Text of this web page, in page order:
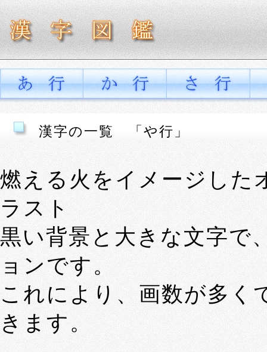
漢字の一覧 「や行」
燃える火をイメージした
ラスト
黒い背景と大きな文字で
ョンです。
これにより、画数が多く
きます。